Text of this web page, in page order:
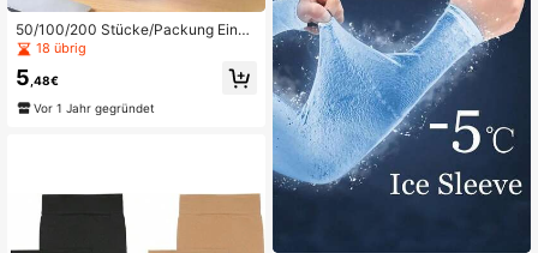
50/100/200 Stücke/Packung Einw
eg-Plastikabdeckungen, wasserdic
ht, ölfest, staubdicht, transparente
Plastikabdeckungen, geeignet für C
18 übrig
5 ,48€
Vor 1 Jahr gegründet